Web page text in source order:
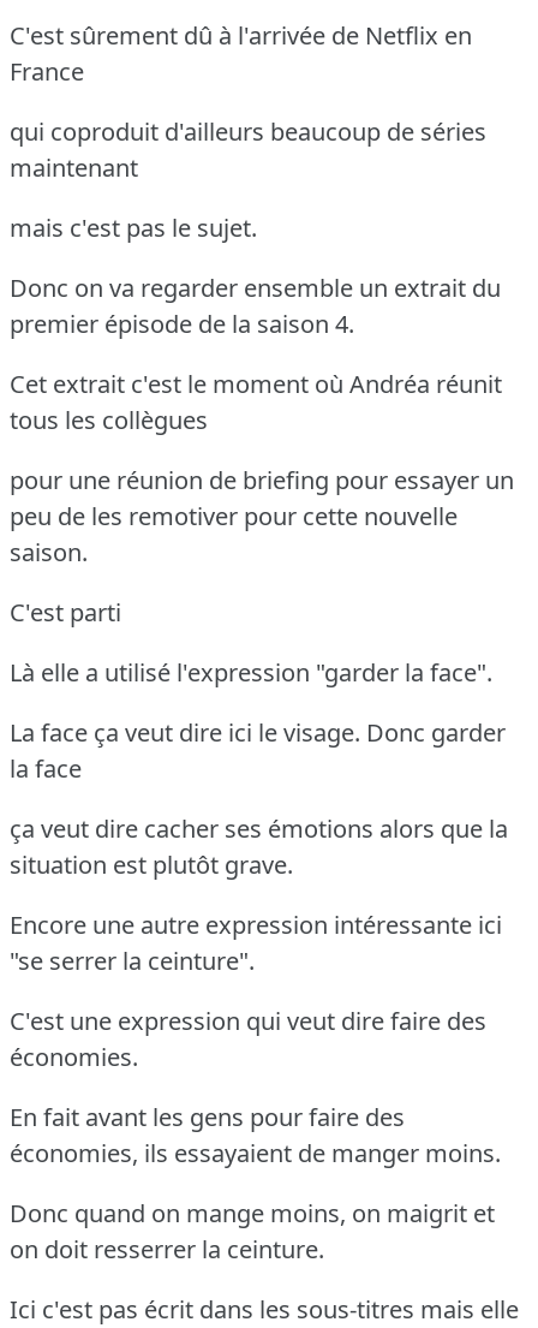
C'est sûrement dû à l'arrivée de Netflix en
France
qui coproduit d'ailleurs beaucoup de séries
maintenant
mais c'est pas le sujet.
Donc on va regarder ensemble un extrait du
premier épisode de la saison 4.
Cet extrait c'est le moment où Andréa réunit
tous les collègues
pour une réunion de briefing pour essayer un
peu de les remotiver pour cette nouvelle
saison.
C'est parti
Là elle a utilisé l'expression "garder la face".
La face ça veut dire ici le visage. Donc garder
la face
ça veut dire cacher ses émotions alors que la
situation est plutôt grave.
Encore une autre expression intéressante ici
"se serrer la ceinture".
C'est une expression qui veut dire faire des
économies.
En fait avant les gens pour faire des
économies, ils essayaient de manger moins.
Donc quand on mange moins, on maigrit et
on doit resserrer la ceinture.
Ici c'est pas écrit dans les sous-titres mais elle